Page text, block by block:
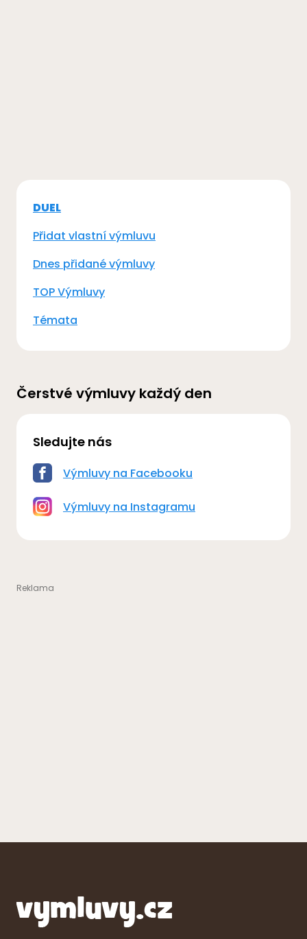
DUEL
Přidat vlastní výmluvu
Dnes přidané výmluvy
TOP Výmluvy
Témata
Čerstvé výmluvy každý den
Sledujte nás
Výmluvy na Facebooku
Výmluvy na Instagramu